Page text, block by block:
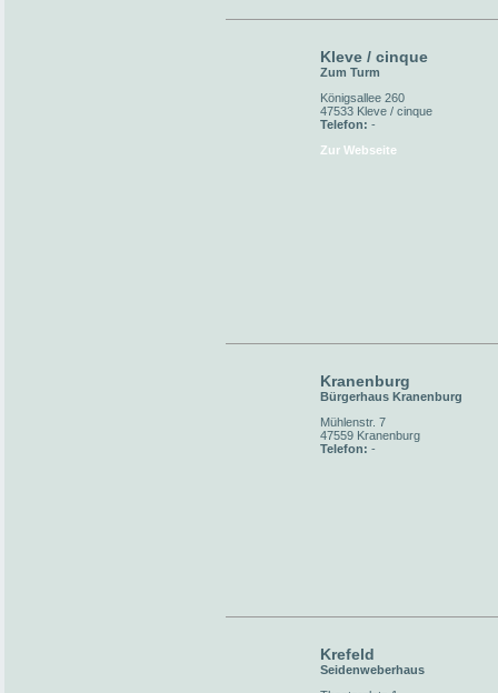
Kleve / cinque
Zum Turm
Königsallee 260
47533 Kleve / cinque
Telefon: -
Zur Webseite
Kranenburg
Bürgerhaus Kranenburg
Mühlenstr. 7
47559 Kranenburg
Telefon: -
Krefeld
Seidenweberhaus